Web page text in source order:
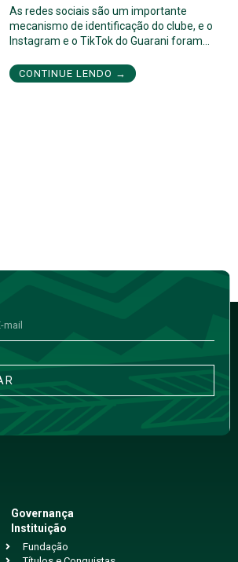
As redes sociais são um importante
mecanismo de identificação do clube, e o
Instagram e o TikTok do Guarani foram…
CONTINUE LENDO →
Governança
Instituição
Fundação